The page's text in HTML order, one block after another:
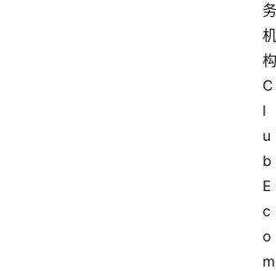
务
机
构
C
l
u
b
E
c
o
m